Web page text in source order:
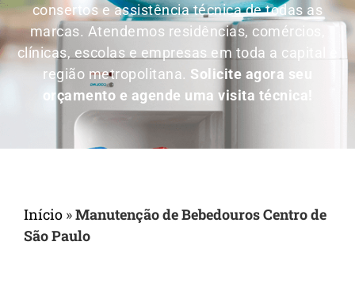
consertos e assistência técnica de todas as
marcas. Atendemos residências, comércios,
clínicas, escolas e empresas em toda a capital e
região metropolitana. Solicite agora seu
orçamento e agende uma visita técnica!
Início »Manutenção de Bebedouros Centro de
São Paulo